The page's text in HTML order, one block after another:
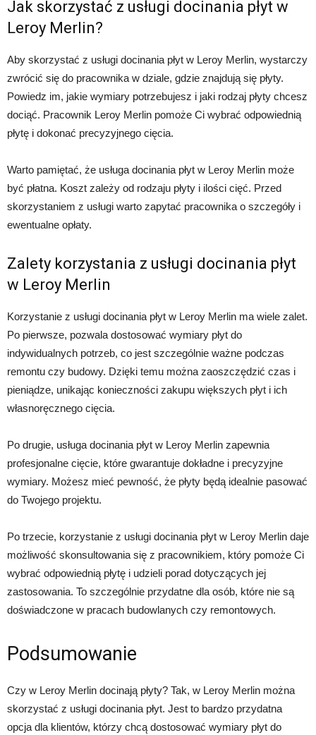
Jak skorzystać z usługi docinania płyt w
Leroy Merlin?
Aby skorzystać z usługi docinania płyt w Leroy Merlin, wystarczy
zwrócić się do pracownika w dziale, gdzie znajdują się płyty.
Powiedz im, jakie wymiary potrzebujesz i jaki rodzaj płyty chcesz
dociąć. Pracownik Leroy Merlin pomoże Ci wybrać odpowiednią
płytę i dokonać precyzyjnego cięcia.
Warto pamiętać, że usługa docinania płyt w Leroy Merlin może
być płatna. Koszt zależy od rodzaju płyty i ilości cięć. Przed
skorzystaniem z usługi warto zapytać pracownika o szczegóły i
ewentualne opłaty.
Zalety korzystania z usługi docinania płyt
w Leroy Merlin
Korzystanie z usługi docinania płyt w Leroy Merlin ma wiele zalet.
Po pierwsze, pozwala dostosować wymiary płyt do
indywidualnych potrzeb, co jest szczególnie ważne podczas
remontu czy budowy. Dzięki temu można zaoszczędzić czas i
pieniądze, unikając konieczności zakupu większych płyt i ich
własnoręcznego cięcia.
Po drugie, usługa docinania płyt w Leroy Merlin zapewnia
profesjonalne cięcie, które gwarantuje dokładne i precyzyjne
wymiary. Możesz mieć pewność, że płyty będą idealnie pasować
do Twojego projektu.
Po trzecie, korzystanie z usługi docinania płyt w Leroy Merlin daje
możliwość skonsultowania się z pracownikiem, który pomoże Ci
wybrać odpowiednią płytę i udzieli porad dotyczących jej
zastosowania. To szczególnie przydatne dla osób, które nie są
doświadczone w pracach budowlanych czy remontowych.
Podsumowanie
Czy w Leroy Merlin docinają płyty? Tak, w Leroy Merlin można
skorzystać z usługi docinania płyt. Jest to bardzo przydatna
opcja dla klientów, którzy chcą dostosować wymiary płyt do